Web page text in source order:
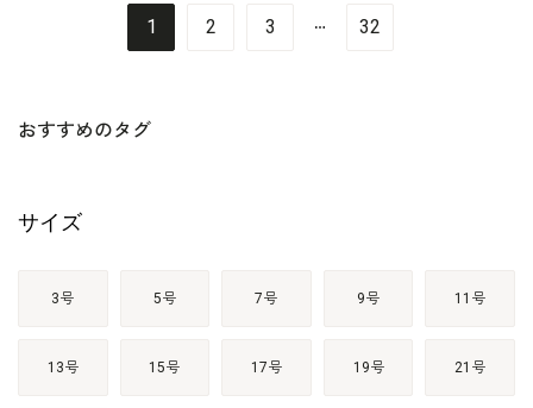
1 2 3 32
おすすめのタグ
サイズ
3号 5号 7号 9号 11号
13号 15号 17号 19号 21号